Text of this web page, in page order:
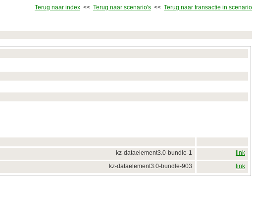
Terug naar index << Terug naar scenario's << Terug naar transactie in scenario
kz-dataelement3.0-bundle-1 link
kz-dataelement3.0-bundle-903 link